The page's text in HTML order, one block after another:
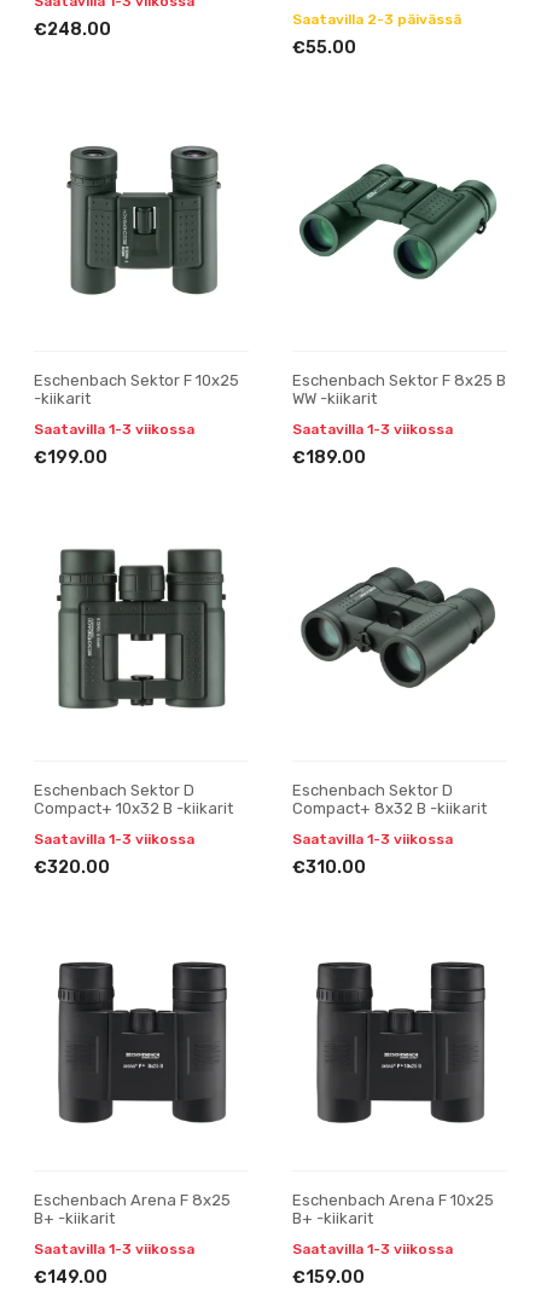
€248.00 Saatavilla 2-3 päivässä
€55.00
Eschenbach Sektor F 10x25
-kiikarit
Saatavilla 1-3 viikossa
€199.00
Eschenbach Sektor F 8x25 B
WW -kiikarit
Saatavilla 1-3 viikossa
€189.00
Eschenbach Sektor D
Compact+ 10x32 B -kiikarit
Saatavilla 1-3 viikossa
€320.00
Eschenbach Sektor D
Compact+ 8x32 B -kiikarit
Saatavilla 1-3 viikossa
€310.00
Eschenbach Arena F 8x25
B+ -kiikarit
Saatavilla 1-3 viikossa
€149.00
Eschenbach Arena F 10x25
B+ -kiikarit
Saatavilla 1-3 viikossa
€159.00